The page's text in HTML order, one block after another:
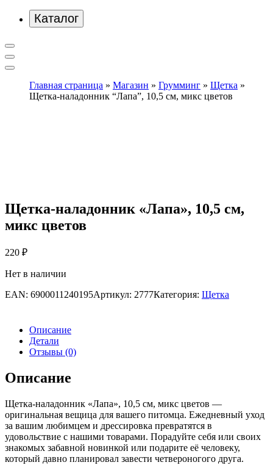
Каталог
Главная страница » Магазин » Грумминг » Щетка »
Щетка-наладонник “Лапа”, 10,5 см, микс цветов
Щетка-наладонник «Лапа», 10,5 см,
микс цветов
220 ₽
Нет в наличии
EAN: 6900011240195Артикул: 2777Категория: Щетка
Описание
Детали
Отзывы (0)
Описание
Щетка-наладонник «Лапа», 10,5 см, микс цветов —
оригинальная вещица для вашего питомца. Ежедневный уход
за вашим любимцем и дрессировка превратятся в
удовольствие с нашими товарами. Порадуйте себя или своих
знакомых забавной новинкой или подарите её человеку,
который давно планировал завести четвероногого друга.